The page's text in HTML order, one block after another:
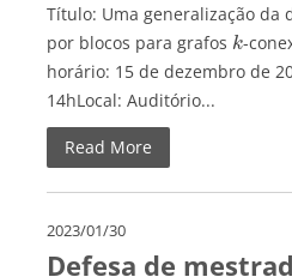
Título: Uma generalização da
por blocos para grafos k-
horário: 15 de dezembro de
14hLocal: Auditório...
Read More
2023/01/30
Defesa de